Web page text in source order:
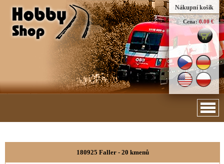
Nákupní košík
Cena: 0.00 €
180925 Faller - 20 kmenů